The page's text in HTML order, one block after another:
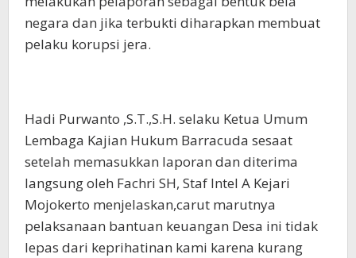
negara dan jika terbukti diharapkan membuat
pelaku korupsi jera.
Hadi Purwanto ,S.T.,S.H. selaku Ketua Umum
Lembaga Kajian Hukum Barracuda sesaat
setelah memasukkan laporan dan diterima
langsung oleh Fachri SH, Staf Intel A Kejari
Mojokerto menjelaskan,carut marutnya
pelaksanaan bantuan keuangan Desa ini tidak
lepas dari keprihatinan kami karena kurang